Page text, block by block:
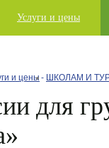
Услуги и цены
и цены ШКОЛАМ И
для